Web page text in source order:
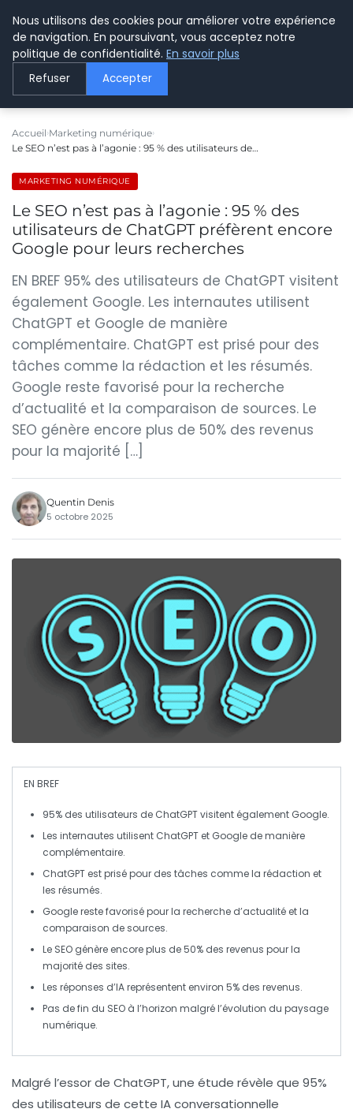
LE WEBMARKETING
Accueil Marketing numérique
Le SEO n’est pas à l’agonie : 95 % des utilisateurs de…
MARKETING NUMÉRIQUE
Le SEO n’est pas à l’agonie : 95 % des
utilisateurs de ChatGPT préfèrent encore
Google pour leurs recherches
EN BREF 95% des utilisateurs de ChatGPT visitent
également Google. Les internautes utilisent
ChatGPT et Google de manière
complémentaire. ChatGPT est prisé pour des
tâches comme la rédaction et les résumés.
Google reste favorisé pour la recherche
d’actualité et la comparaison de sources. Le
SEO génère encore plus de 50% des revenus
pour la majorité […]
Quentin Denis
5 octobre 2025
EN BREF
95% des utilisateurs de ChatGPTvisitent également Google.
Les internautes utilisent ChatGPT et Google de manière
complémentaire.
ChatGPT est prisé pour des tâches comme la rédaction et
les résumés.
Googlereste favorisé pour la recherche d’actualité et la
comparaison de sources.
Le SEO génère encore plus de50% des revenus pour la
majorité des sites.
Les réponses d’IA représentent environ 5% des revenus.
Pas defin du SEO à l’horizon malgré l’évolution du paysage
numérique.
Malgré l’essor de ChatGPT, une étude révèle que 95%
des utilisateurs de cette IA conversationnelle
Nous utilisons des cookies pour améliorer votre expérience
de navigation. En poursuivant, vous acceptez notre
politique de confidentialité. En savoir plus
Refuser Accepter